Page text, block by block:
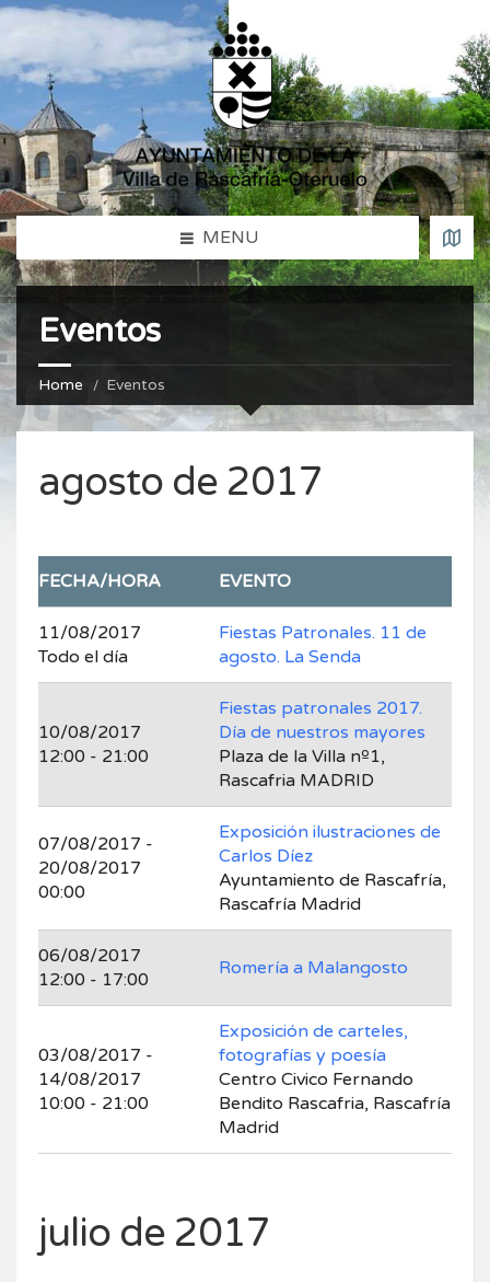
MENU
Eventos
Home Eventos
agosto de 2017
FECHA/HORA EVENTO
11/08/2017
Todo el día
Fiestas Patronales. 11 de
agosto. La Senda
10/08/2017
12:00 - 21:00
Fiestas patronales 2017.
Día de nuestros mayores
Plaza de la Villa nº1,
Rascafria MADRID
07/08/2017 -
20/08/2017
00:00
Exposición ilustraciones de
Carlos Díez
Ayuntamiento de Rascafría,
Rascafría Madrid
06/08/2017
12:00 - 17:00
Romería a Malangosto
03/08/2017 -
14/08/2017
10:00 - 21:00
Exposición de carteles,
fotografías y poesía
Centro Civico Fernando
Bendito Rascafria, Rascafría
Madrid
julio de 2017